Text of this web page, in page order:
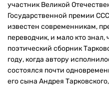
участник Великой
Государственной премии
известен современникам,
переводчик, и мало кто
поэтический сборник
году, когда автору
состоялся почти
его сына Андрея